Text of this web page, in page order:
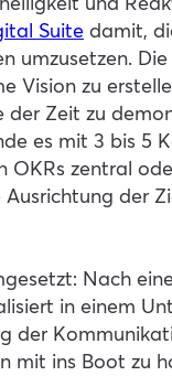
Suite damit,
umzusetzen.
Vision zu
Zeit zu
es mit 3 bis 5
OKRs zentral
der
Nach
in einem
der
mit ins Boot zu